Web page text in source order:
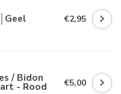
€2,95
/ Bidon
- Rood €5,00